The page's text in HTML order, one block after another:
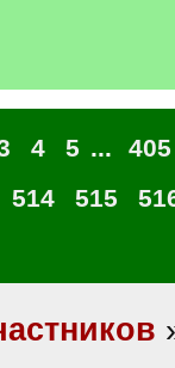
4 5 ...
405
514 515